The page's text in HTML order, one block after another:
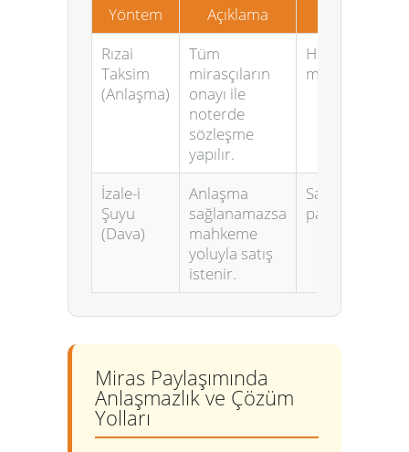
Yöntem Açıklama
Rızai
Taksim
(Anlaşma)
Tüm
mirasçıların
onayı ile
noterde
sözleşme
yapılır.
Hızlı ve az
masraflıdır.
İzale-i
Şuyu
(Dava)
Anlaşma
sağlanamazsa
mahkeme
yoluyla satış
istenir.
Satış bedeli
paylaştırılır.
Miras Paylaşımında
Anlaşmazlık ve Çözüm
Yolları